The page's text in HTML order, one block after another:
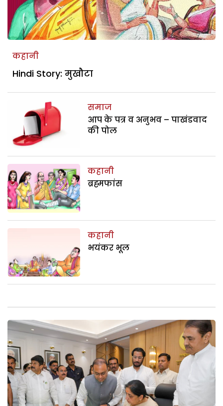
कहानी
Hindi Story: मुखौटा
समाज
आप के पत्र व अनुभव – पाखंडवाद
की पोल
कहानी
ब्रह्मफांस
कहानी
भयंकर भूल